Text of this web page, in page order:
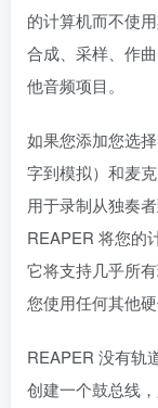
的计算机而不使
合成、采样、作
他音频项目。
如果您添加您选
字到模拟）和麦
用于录制从独奏
REAPER 将您的
它将支持几乎所
您使用任何其他
REAPER 没有轨
创建一个鼓总线